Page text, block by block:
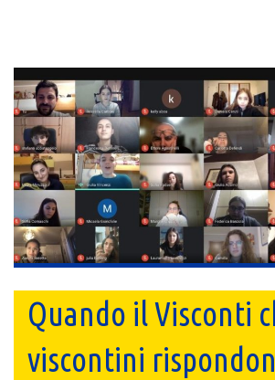
Quando il Visconti
viscontini